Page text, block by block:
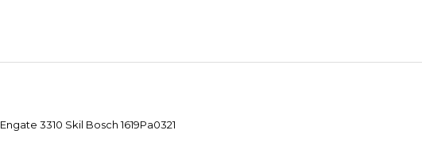
Engate 3310 Skil Bosch 1619Pa0321